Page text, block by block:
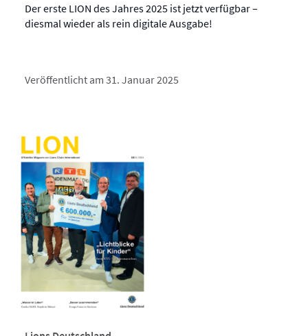
Der erste LION des Jahres 2025 ist jetzt verfügbar –
diesmal wieder als rein digitale Ausgabe!
Veröffentlicht am 31. Januar 2025